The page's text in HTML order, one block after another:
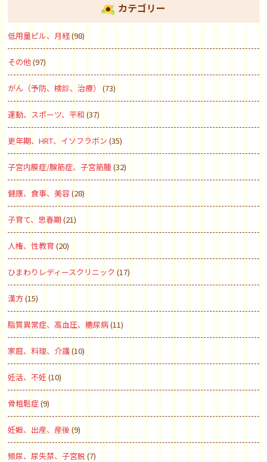
カテゴリー
低用量ピル、月経(98)
その他(97)
がん（予防、検診、治療） (73)
運動、スポーツ、平和 (37)
更年期、HRT、イソフラボン (35)
子宮内膜症/腺筋症、子宮筋腫 (32)
健康、食事、美容(28)
子育て、思春期(21)
人権、性教育(20)
ひまわりレディースクリニック (17)
漢方(15)
脂質異常症、高血圧、糖尿病(11)
家庭、料理、介護(10)
妊活、不妊(10)
骨粗鬆症(9)
妊娠、出産、産後(9)
頻尿、尿失禁、子宮脱 (7)